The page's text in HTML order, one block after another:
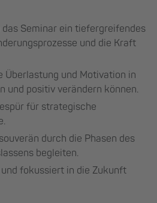
Seminar ein tiefergreifendes
und die Kraft
Überlastung und Motivation in
und positiv verändern können.
für strategische
durch die Phasen des
begleiten.
fokussiert in die Zukunft